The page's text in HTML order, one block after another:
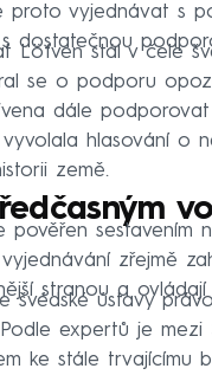
proto vyjednávat s
dostatečnou
Löfven stál v čele
se o podporu
dále
hlasování o
země.
pověřen sestavením
zřejmě
stranou a
švédské ústavy
expertů je mezi
ke stále trvajícímu